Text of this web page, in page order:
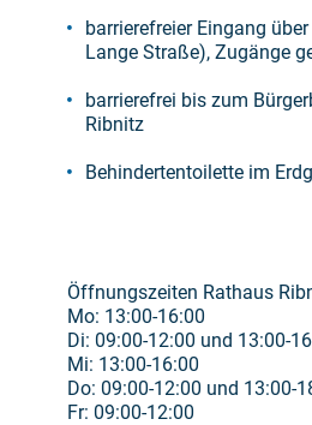
barrierefreier Eingang
Lange Straße), Zugänge
barrierefrei bis zum
Ribnitz
Behindertentoilette im
Öffnungszeiten Rathaus
Mo: 13:00-16:00
Di: 09:00-12:00 und 13:00-
Mi: 13:00-16:00
Do: 09:00-12:00 und 13:00-
Fr: 09:00-12:00